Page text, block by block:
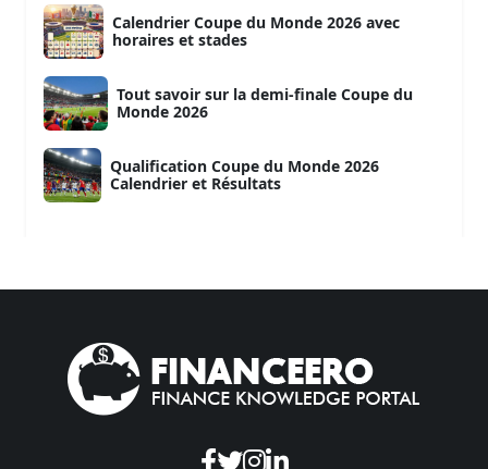
Calendrier Coupe du Monde 2026 avec
horaires et stades
Tout savoir sur la demi-finale Coupe du
Monde 2026
Qualification Coupe du Monde 2026
Calendrier et Résultats